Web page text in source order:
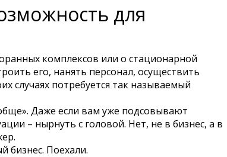
для
комплексов или о стационарной
его, нанять персонал, осуществить
случаях потребуется так называемый
Даже если вам уже подсовывают
– нырнуть с головой. Нет, не в бизнес, а в
бизнес. Поехали.